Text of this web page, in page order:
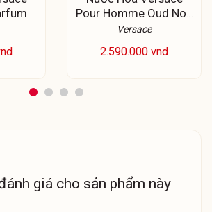
Pour Homme Oud Noir
EDP
Versace
2.590.000 vnd
giá cho sản phẩm này